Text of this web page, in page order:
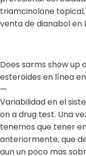
triamcinolone
venta de dianabol en
Does sarms show up
esteroides en línea
—
Variabilidad en el
on a drug test. Una
tenemos que tener
anteriormente, que
aun un poco mas